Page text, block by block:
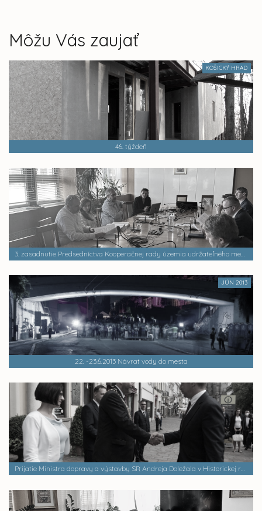
Môžu Vás zaujať
KOŠICKÝ HRAD
46. týždeň
JÚN 2013
22. -23.6.2013 Návrat vody do mesta